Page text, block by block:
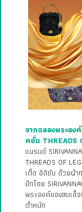
จากฉลองพระอง
คชั่น THREADS
แบรนด์
THREADS OF
เต็ด อิดิชัน ด้วยผ้า
ปักโดย
พระองค์ของสมเด็
ตำหนัก